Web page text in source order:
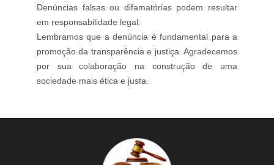
Denúncias falsas ou difamatórias podem resultar
em responsabilidade legal.
Lembramos que a denúncia é fundamental para a
promoção da transparência e justiça. Agradecemos
por sua colaboração na construção de uma
sociedade mais ética e justa.